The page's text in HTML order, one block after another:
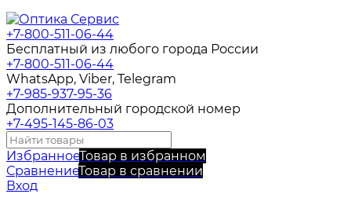
+7-800-511-06-44
Бесплатный из любого города России
+7-800-511-06-44
WhatsApp, Viber, Telegram
+7-985-937-95-36
Дополнительный городской номер
+7-495-145-86-03
ИзбранноеТовар в избранном
СравнениеТовар в сравнении
Вход